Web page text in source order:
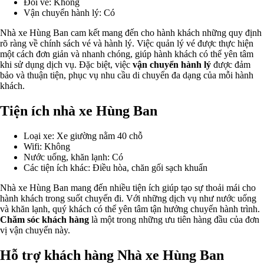
Đổi vé: Không
Vận chuyển hành lý: Có
Nhà xe Hùng Ban cam kết mang đến cho hành khách những quy định
rõ ràng về chính sách vé và hành lý. Việc quản lý vé được thực hiện
một cách đơn giản và nhanh chóng, giúp hành khách có thể yên tâm
khi sử dụng dịch vụ. Đặc biệt, việc vận chuyển hành lý được đảm
bảo và thuận tiện, phục vụ nhu cầu di chuyển đa dạng của mỗi hành
khách.
Tiện ích nhà xe Hùng Ban
Loại xe: Xe giường nằm 40 chỗ
Wifi: Không
Nước uống, khăn lạnh: Có
Các tiện ích khác: Điều hòa, chăn gối sạch khuẩn
Nhà xe Hùng Ban mang đến nhiều tiện ích giúp tạo sự thoải mái cho
hành khách trong suốt chuyến đi. Với những dịch vụ như nước uống
và khăn lạnh, quý khách có thể yên tâm tận hưởng chuyến hành trình.
Chăm sóc khách hàng là một trong những ưu tiên hàng đầu của đơn
vị vận chuyển này.
Hỗ trợ khách hàng Nhà xe Hùng Ban